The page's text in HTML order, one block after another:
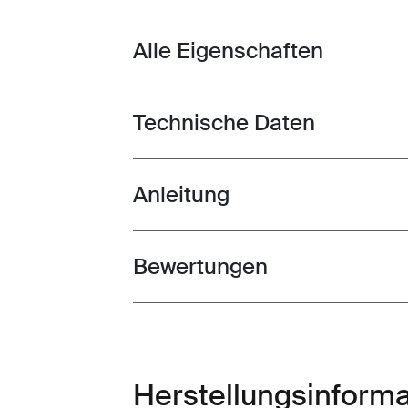
Toggle features
Alle Eigenschaften
Toggle techspec
Technische Daten
Toggle guides and instructions
Anleitung
Toggle overview
Bewertungen